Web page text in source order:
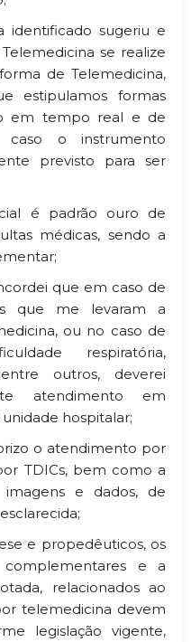
identificado sugeriu e
se realize
de Telemedicina,
estipulamos formas
em tempo real e de
caso o instrumento
previsto para ser
é padrão ouro de
médicas, sendo a
que em caso de
que me levaram a
ou no caso de
respiratória,
outros, deverei
atendimento em
hospitalar;
o atendimento por
TDICs, bem como a
imagens e dados, de
e propedêuticos, os
e a
relacionados ao
telemedicina devem
legislação vigente,